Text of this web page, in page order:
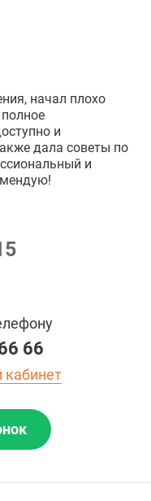
начал плохо
и
дала советы по
и
66